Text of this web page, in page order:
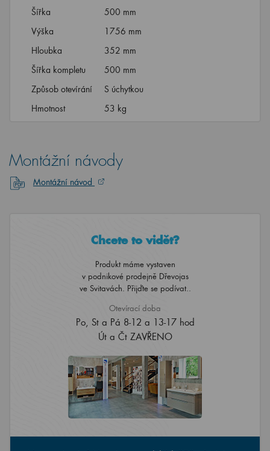
Šířka
500 mm
Výška
1756 mm
Hloubka
352 mm
Šířka kompletu
500 mm
Způsob otevírání
S úchytkou
Hmotnost
53 kg
Montážní návody
Montážní návod
Chcete to vidět?
Produkt máme vystaven
v podnikové prodejně Dřevojas
ve Svitavách. Přijďte se podívat..
Otevírací doba
Po, St a Pá 8-12 a 13-17 hod
Út a Čt ZAVŘENO